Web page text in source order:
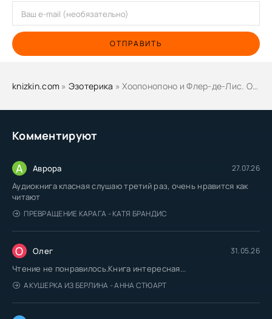
Комментируют
А Аврора 27.07.26
Аудиокнига класная слушаю третий раз, очень нравится как
читают
ПРЕВРАЩЕНИЕ КАРАГА - КАТЯ БРАНДИС
О Олег 31.05.26
Чтение не понравилось.Книга интересная...
АКУШЕРКА ИЗ БЕРЛИНА - АННА СТЮАРТ
ОТПРАВИТЬ
knizkin.com » Эзотерика » Хоопонопоно и Флер-де-Лис. Останови войну в своей голове - Твоя Вселенная